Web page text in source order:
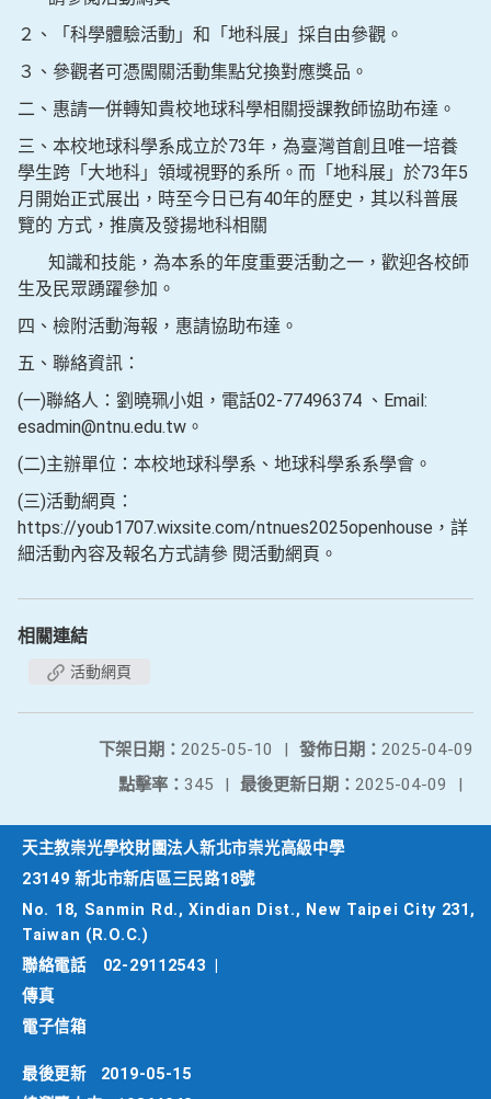
２、「科學體驗活動」和「地科展」採自由參觀。
３、參觀者可憑闖關活動集點兌換對應獎品。
二、惠請一併轉知貴校地球科學相關授課教師協助布達。
三、本校地球科學系成立於73年，為臺灣首創且唯一培養
學生跨「大地科」領域視野的系所。而「地科展」於73年5
月開始正式展出，時至今日已有40年的歷史，其以科普展
覽的 方式，推廣及發揚地科相關
知識和技能，為本系的年度重要活動之一，歡迎各校師
生及民眾踴躍參加。
四、檢附活動海報，惠請協助布達。
五、聯絡資訊：
(一)聯絡人：劉曉珮小姐，電話02-77496374 、Email:
esadmin@ntnu.edu.tw。
(二)主辦單位：本校地球科學系、地球科學系系學會。
(三)活動網頁：
https://youb1707.wixsite.com/ntnues2025openhouse，詳
細活動內容及報名方式請參 閱活動網頁。
相關連結
活動網頁
發佈日期： 2025-04-09
下架日期： 2025-05-10
|
最後更新日期： 2025-04-09 |
點擊率： 345 |
天主教崇光學校財團法人新北市崇光高級中學
23149 新北市新店區三民路18號
No. 18, Sanmin Rd., Xindian Dist., New Taipei City 231,
Taiwan (R.O.C.)
聯絡電話
02-29112543
傳真
電子信箱
最後更新
2019-05-15